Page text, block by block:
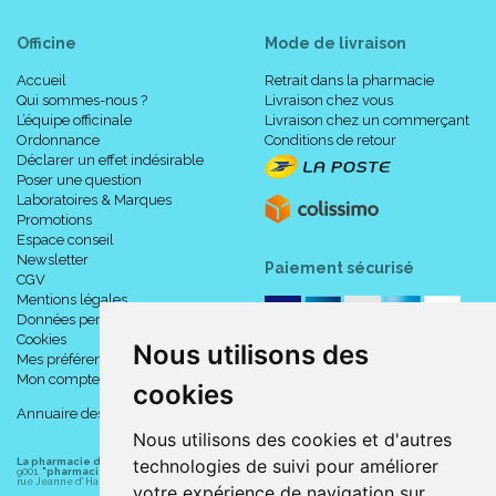
Nous utilisons des
cookies
Nous utilisons des cookies et d'autres
technologies de suivi pour améliorer
Officine
Accueil
Qui sommes-nous ?
L’équipe officinale
Ordonnance
Déclarer un effet indésirable
Poser une question
Laboratoires & Marques
Promotions
Espace conseil
Newsletter
CGV
Mentions légales
Données personnelles
Cookies
Mes préférences Cookies
Mon compte
Annuaire des pharmacies
Mode de livraison
Retrait dans la pharmacie
Livraison chez vous
Livraison chez un commerçant
Conditions de retour
Paiement sécurisé
La pharmacie du centre à Albert (80300) est une pharmacie française certifiée ISO
9001. "pharmacie-du-centre-albert.fr "est le site internet de la pharmacie du centre
rue Jeanne d' Harcourt, 80300 Albert.